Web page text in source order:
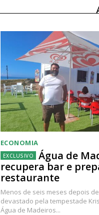
ECONOMIA
Água de
recupera bar e
restaurante
Menos de seis meses depois
devastado pela tempestade
Água de Madeiros...